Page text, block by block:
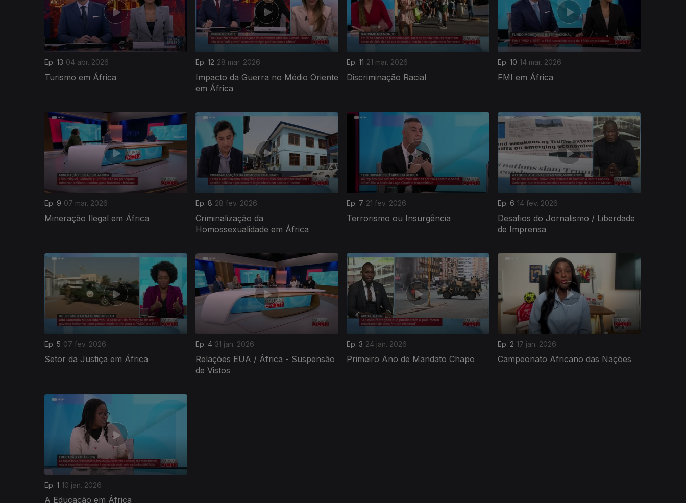
Ep. 13 04 abr. 2026
Turismo em África
Ep. 12 28 mar. 2026
Impacto da Guerra no Médio Oriente
em África
Ep. 11 21 mar. 2026
Discriminação Racial
Ep. 10 14 mar. 2026
FMI em África
Ep. 9 07 mar. 2026
Mineração Ilegal em África
Ep. 8 28 fev. 2026
Criminalização da
Homossexualidade em África
Ep. 7 21 fev. 2026
Terrorismo ou Insurgência
Ep. 6 14 fev. 2026
Desafios do Jornalismo / Liberdade
de Imprensa
908920
Ep. 5 07 fev. 2026
Setor da Justiça em África
Ep. 4 31 jan. 2026
Relações EUA / África - Suspensão
de Vistos
Ep. 3 24 jan. 2026
Primeiro Ano de Mandato Chapo
Ep. 2 17 jan. 2026
Campeonato Africano das Nações
Ep. 1 10 jan. 2026
A Educação em África
901263